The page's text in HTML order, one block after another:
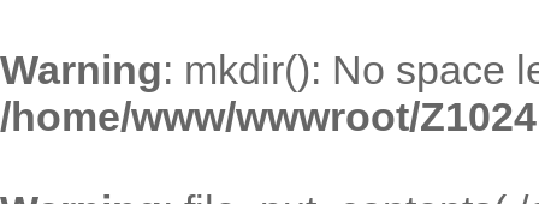
Warning: mkdir(): No space
/home/www/wwwroot/